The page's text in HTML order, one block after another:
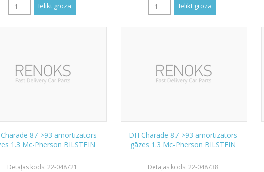
87->93 amortizators
1.3 Mc-Pherson BILSTEIN
Detaļas kods: 22-048721
DH Charade 87->93 amortizators
gāzes 1.3 Mc-Pherson BILSTEIN
Detaļas kods: 22-048738